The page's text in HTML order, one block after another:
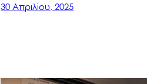
30 Απριλίου, 2025